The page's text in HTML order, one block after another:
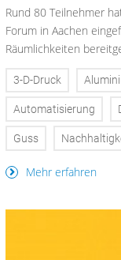
Rund 80 Teilnehmer
Forum in Aachen
Räumlichkeiten
3-D-Druck
Automatisierung
Guss
Mehr erfahren